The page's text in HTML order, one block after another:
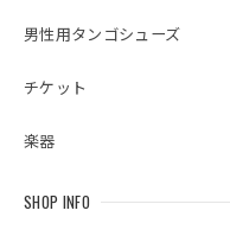
男性用タンゴシューズ
チケット
楽器
SHOP INFO